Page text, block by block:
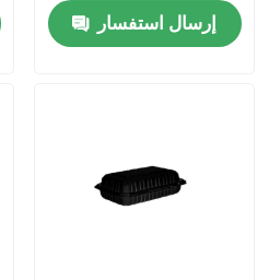
إرسال استفسار